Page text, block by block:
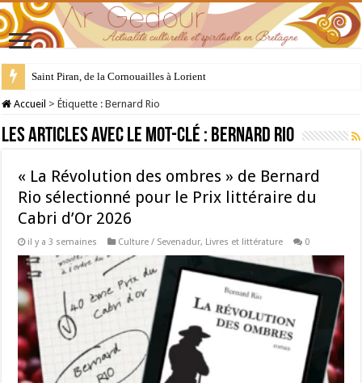
28 juillet : Saint Samson de Dol, père de la Bretagne chrétienne
Accueil > Étiquette :Bernard Rio
Les articles avec le mot-clé : Bernard Rio
« La Révolution des ombres » de Bernard
Rio sélectionné pour le Prix littéraire du
Cabri d’Or 2026
il y a 3 semaines Culture / Sevenadur, Livres et littérature 0